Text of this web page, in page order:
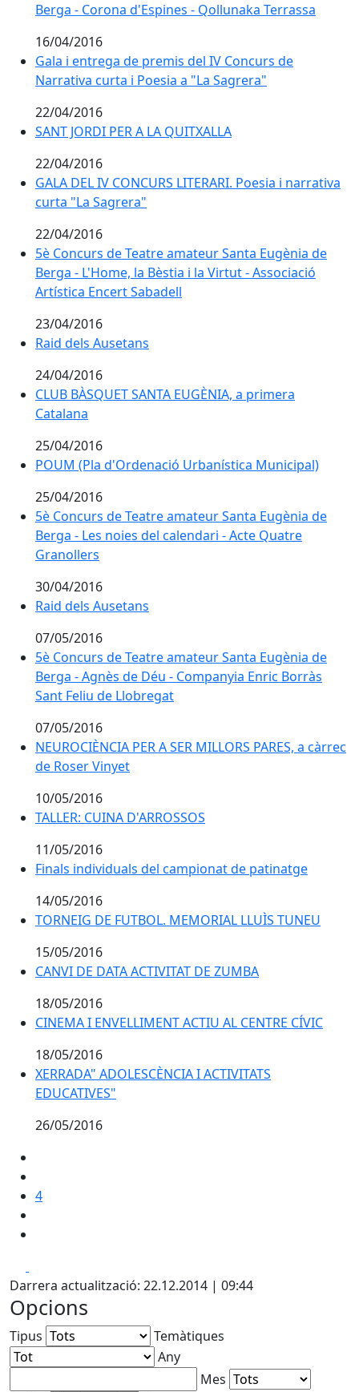
Berga - Corona d'Espines - Qollunaka Terrassa
16/04/2016
Gala i entrega de premis del IV Concurs de
Narrativa curta i Poesia a "La Sagrera"
22/04/2016
SANT JORDI PER A LA QUITXALLA
22/04/2016
GALA DEL IV CONCURS LITERARI. Poesia i narrativa
curta "La Sagrera"
22/04/2016
5è Concurs de Teatre amateur Santa Eugènia de
Berga - L'Home, la Bèstia i la Virtut - Associació
Artística Encert Sabadell
23/04/2016
Raid dels Ausetans
24/04/2016
CLUB BÀSQUET SANTA EUGÈNIA, a primera
Catalana
25/04/2016
POUM (Pla d'Ordenació Urbanística Municipal)
25/04/2016
5è Concurs de Teatre amateur Santa Eugènia de
Berga - Les noies del calendari - Acte Quatre
Granollers
30/04/2016
Raid dels Ausetans
07/05/2016
5è Concurs de Teatre amateur Santa Eugènia de
Berga - Agnès de Déu - Companyia Enric Borràs
Sant Feliu de Llobregat
07/05/2016
NEUROCIÈNCIA PER A SER MILLORS PARES, a càrrec
de Roser Vinyet
10/05/2016
TALLER: CUINA D'ARROSSOS
11/05/2016
Finals individuals del campionat de patinatge
14/05/2016
TORNEIG DE FUTBOL. MEMORIAL LLUÌS TUNEU
15/05/2016
CANVI DE DATA ACTIVITAT DE ZUMBA
18/05/2016
CINEMA I ENVELLIMENT ACTIU AL CENTRE CÍVIC
18/05/2016
XERRADA" ADOLESCÈNCIA I ACTIVITATS
EDUCATIVES"
26/05/2016
4
Darrera actualització: 22.12.2014 | 09:44
Opcions
Tipus
Temàtiques
Any
Mes